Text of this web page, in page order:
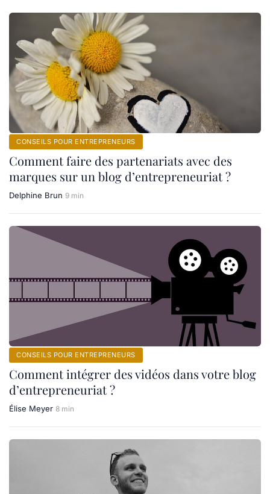
CONSEILS POUR ENTREPRENEURS
Comment faire des partenariats avec des
marques sur un blog d’entrepreneuriat ?
Delphine Brun 9 min
CONSEILS POUR ENTREPRENEURS
Comment intégrer des vidéos dans votre blog
d’entrepreneuriat ?
Élise Meyer 8 min